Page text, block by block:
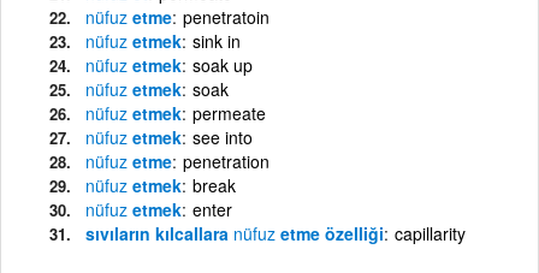
nüfuz etme penetratoin
nüfuz etmek sink in
nüfuz etmek soak up
nüfuz etmek soak
nüfuz etmek permeate
nüfuz etmek see into
nüfuz etme penetration
nüfuz etmek break
nüfuz etmek enter
sıvıların kılcallara nüfuz etme özelliği capillarity